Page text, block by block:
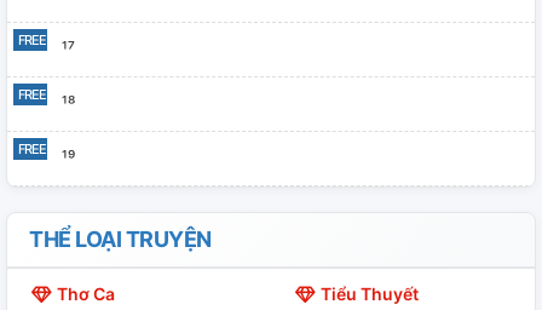
¹⁷
¹⁸
¹⁹
²⁰
²¹
THỂ LOẠI TRUYỆN
Thơ Ca Tiểu Thuyết